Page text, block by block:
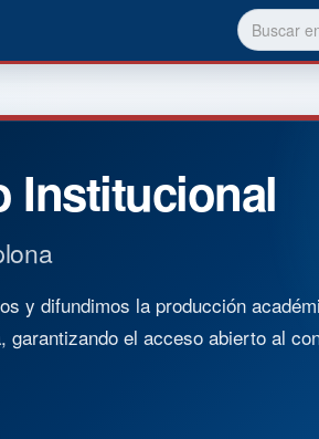
Institucional
y difundimos la producción
garantizando el acceso abierto al